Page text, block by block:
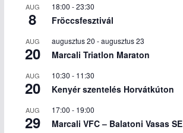
AUG
8
18:00 -23:30
Fröccsfesztivál
AUG
20
augusztus 20 -augusztus 23
Marcali Triatlon Maraton
AUG
20
10:30 - 11:30
Kenyér szentelés Horvátkúton
AUG
29
17:00 - 19:00
Marcali VFC – Balatoni Vasas SE